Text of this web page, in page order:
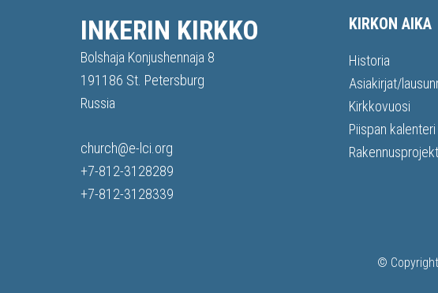
INKERIN KIRKKO
Bolshaja Konjushennaja 8
191186 St. Petersburg
Russia
church@e-lci.org
+7-812-3128289
+7-812-3128339
KIRKON AIKA
Historia
Asiakirjat/
Kirkkovuosi
Piispan kalenteri
©